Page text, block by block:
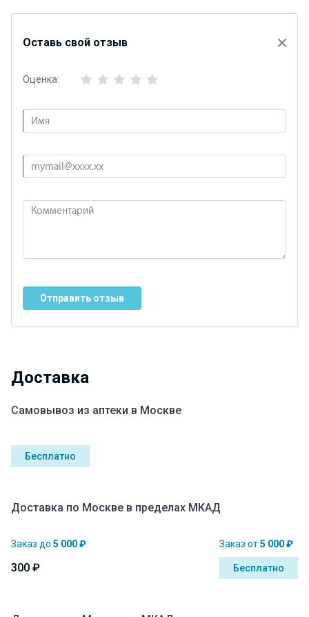
Оставь свой отзыв
Оценка:
Отправить отзыв
Доставка
Самовывоз из аптеки в Москве
Бесплатно
Доставка по Москве в пределах МКАД
Заказ до 5 000 ₽
300 ₽
Заказ от5 000 ₽
Бесплатно